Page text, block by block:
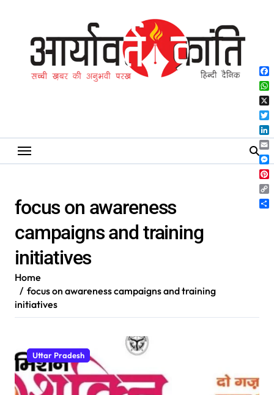
focus on awareness
campaigns and training
initiatives
Home
focus on awareness campaigns and training
initiatives
Uttar Pradesh
X